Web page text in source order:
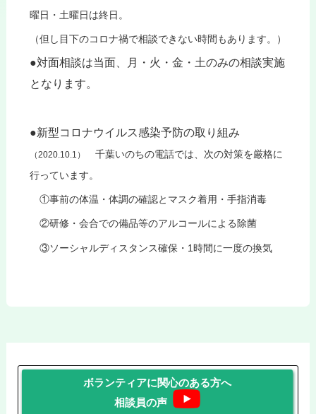
曜日・土曜日は終日。
（但し 目下のコロナ禍で相談できない時間もあります。）
●対面相談は当面、月・火・金・土のみの相談実施
となります。
●新型コロナウイルス感染予防の取り組み
（2020.10.1） 千葉いのちの電話では、次の対策を厳格に
行っています。
①事前の体温・体調の確認とマスク着用・手指消毒
②研修・会合での備品等のアルコールによる除菌
③ソーシャルディスタンス確保・1時間に一度の換気
ボランティアに関心のある方へ
相談員の声